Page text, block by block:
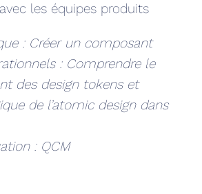
les équipes produits
: Créer un composant
: Comprendre le
des design tokens et
de l’atomic design dans
: QCM